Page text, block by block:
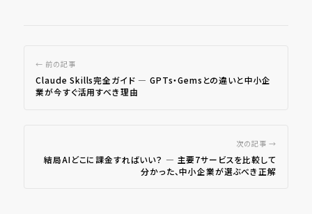
← 前の記事
Claude Skills完全ガイド ― GPTs・Gemsとの違いと中小企
業が今すぐ活用すべき理由
次の記事 →
結局AIどこに課金すればいい？ ― 主要7サービスを比較して
分かった、中小企業が選ぶべき正解